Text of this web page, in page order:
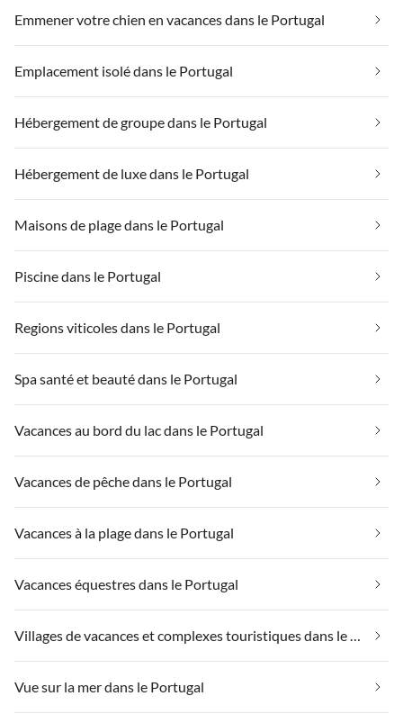
Emmener votre chien en vacances dans le Portugal
Emplacement isolé dans le Portugal
Hébergement de groupe dans le Portugal
Hébergement de luxe dans le Portugal
Maisons de plage dans le Portugal
Piscine dans le Portugal
Regions viticoles dans le Portugal
Spa santé et beauté dans le Portugal
Vacances au bord du lac dans le Portugal
Vacances de pêche dans le Portugal
Vacances à la plage dans le Portugal
Vacances équestres dans le Portugal
Villages de vacances et complexes touristiques dans le Portugal
Vue sur la mer dans le Portugal